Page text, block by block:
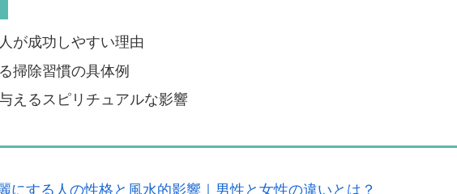
が成功しやすい理由
掃除習慣の具体例
えるスピリチュアルな影響
にする人の性格と風水的影響｜男性と女性の違いとは？